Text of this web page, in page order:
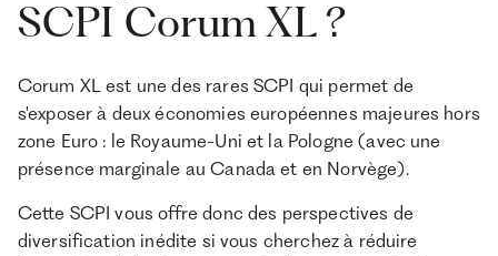
SCPI Corum XL ?
Corum XL est une des rares SCPI qui permet de
s'exposer à deux économies européennes majeures hors
zone Euro : le Royaume-Uni et la Pologne (avec une
présence marginale au Canada et en Norvège).
Cette SCPI vous offre donc des perspectives de
diversification inédite si vous cherchez à réduire